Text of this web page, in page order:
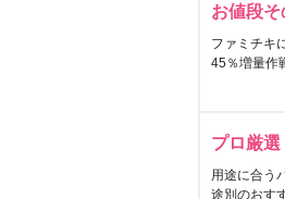
お値段
ファミチキ
45％増量作
プロ厳
用途に合う
途別のおす